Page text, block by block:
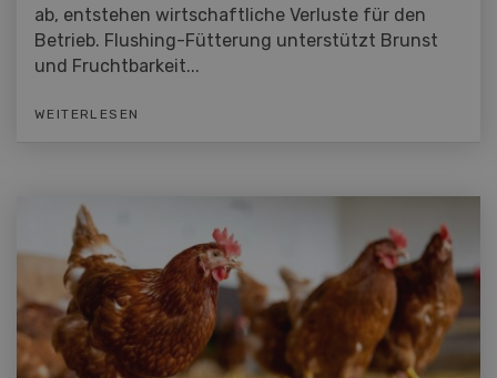
ab, entstehen wirtschaftliche Verluste für den
Betrieb. Flushing-Fütterung unterstützt Brunst
und Fruchtbarkeit...
WEITERLESEN